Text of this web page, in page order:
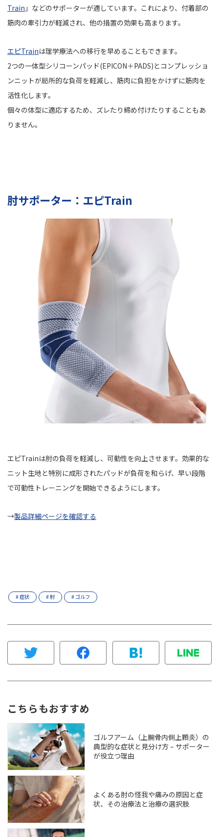
Train 」などのサポーターが適しています。これにより、付着部の
筋肉の牽引力が軽減され、他の措置の効果も高まります。
エピTrainは理学療法への移行を早めることもできます。
2つの一体型シリコーンパッド(EPICON＋PADS)とコンプレッショ
ンニットが局所的な負荷を軽減し、筋肉に負担をかけずに筋肉を
活性化します。
個々の体型に適応するため、ズレたり締め付けたりすることもあ
りません。
肘サポーター：エピTrain
エピTrainは肘の負荷を軽減し、可動性を向上させます。効果的な
ニット生地と特別に成形されたパッドが負荷を和らげ、早い段階
で可動性トレーニングを開始できるようにします。
→製品詳細ページを確認する
# 症状 # 肘 # ゴルフ
こちらもおすすめ
ゴルフアーム（上腕骨内側上顆炎）の
典型的な症状と見分け方 – サポーター
が役立つ理由
よくある肘の怪我や痛みの原因と症
状、その治療法と治療の選択肢